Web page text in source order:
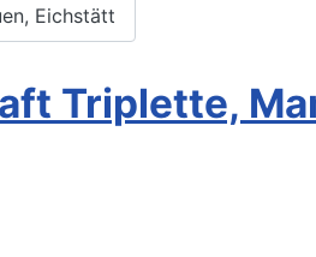
Eichstätt
Triplette,